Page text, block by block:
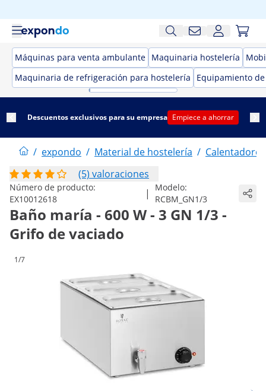
Máquinas para venta ambulante Maquinaria hostelería
Maquinaria de refrigeración para hostelería
Equipamiento
Descuentos exclusivos para su empresa Empiece a ahorrar
/ expondo / Material de hostelería /
(5) valoraciones
Número de producto:
EX10012618
|
Modelo:
RCBM_GN1/3
Baño maría - 600 W - 3 GN 1/3 -
Grifo de vaciado
1/7